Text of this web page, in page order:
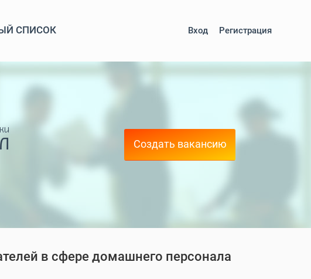
СПИСОК Вход Регистрация
Создать вакансию
в сфере домашнего персонала